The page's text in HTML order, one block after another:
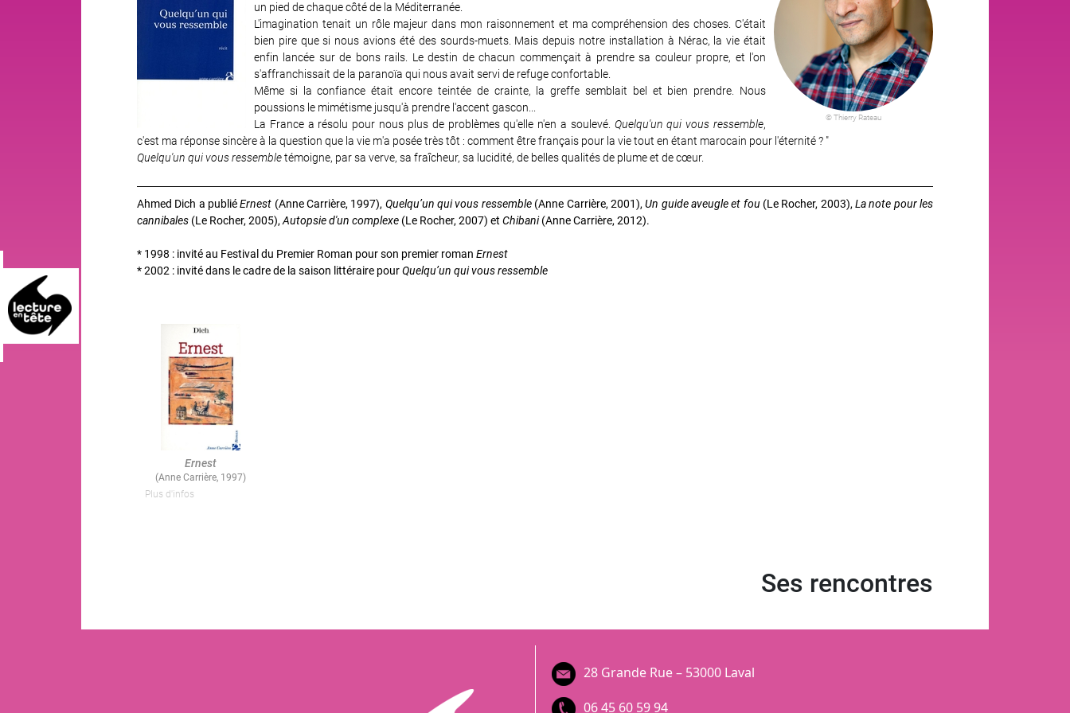
© Thierry Rateau
un pied de chaque côté de la Méditerranée.
L'imagination tenait un rôle majeur dans mon raisonnement et ma compréhension des choses. C'était
bien pire que si nous avions été des sourds-muets. Mais depuis notre installation à Nérac, la vie était
enfin lancée sur de bons rails. Le destin de chacun commençait à prendre sa couleur propre, et l'on
s'affranchissait de la paranoïa qui nous avait servi de refuge confortable.
Même si la confiance était encore teintée de crainte, la greffe semblait bel et bien prendre. Nous
poussions le mimétisme jusqu'à prendre l'accent gascon...
La France a résolu pour nous plus de problèmes qu'elle n'en a soulevé. Quelqu'un qui vous ressemble,
c'est ma réponse sincère à la question que la vie m'a posée très tôt : comment être français pour la vie tout en étant marocain pour l'éternité ? "
Quelqu'un qui vous ressembletémoigne, par sa verve, sa fraîcheur, sa lucidité, de belles qualités de plume et de cœur.
Ahmed Dich a publiéErnest (Anne Carrière, 1997), Quelqu’un qui vous ressemble(Anne Carrière, 2001),Un guide aveugle et fou(Le Rocher, 2003),La note pour les
cannibales (Le Rocher, 2005),Autopsie d'un complexe (Le Rocher, 2007) et Chibani(Anne Carrière, 2012).
* 1998 : invité au Festival du Premier Roman pour son premier roman Ernest
* 2002 : invité dans le cadre de la saison littéraire pourQuelqu’un qui vous ressemble
Image
Ernest
(Anne Carrière, 1997)
Plus d'infos
Ses rencontres
28 Grande Rue – 53000 Laval
06 45 60 59 94